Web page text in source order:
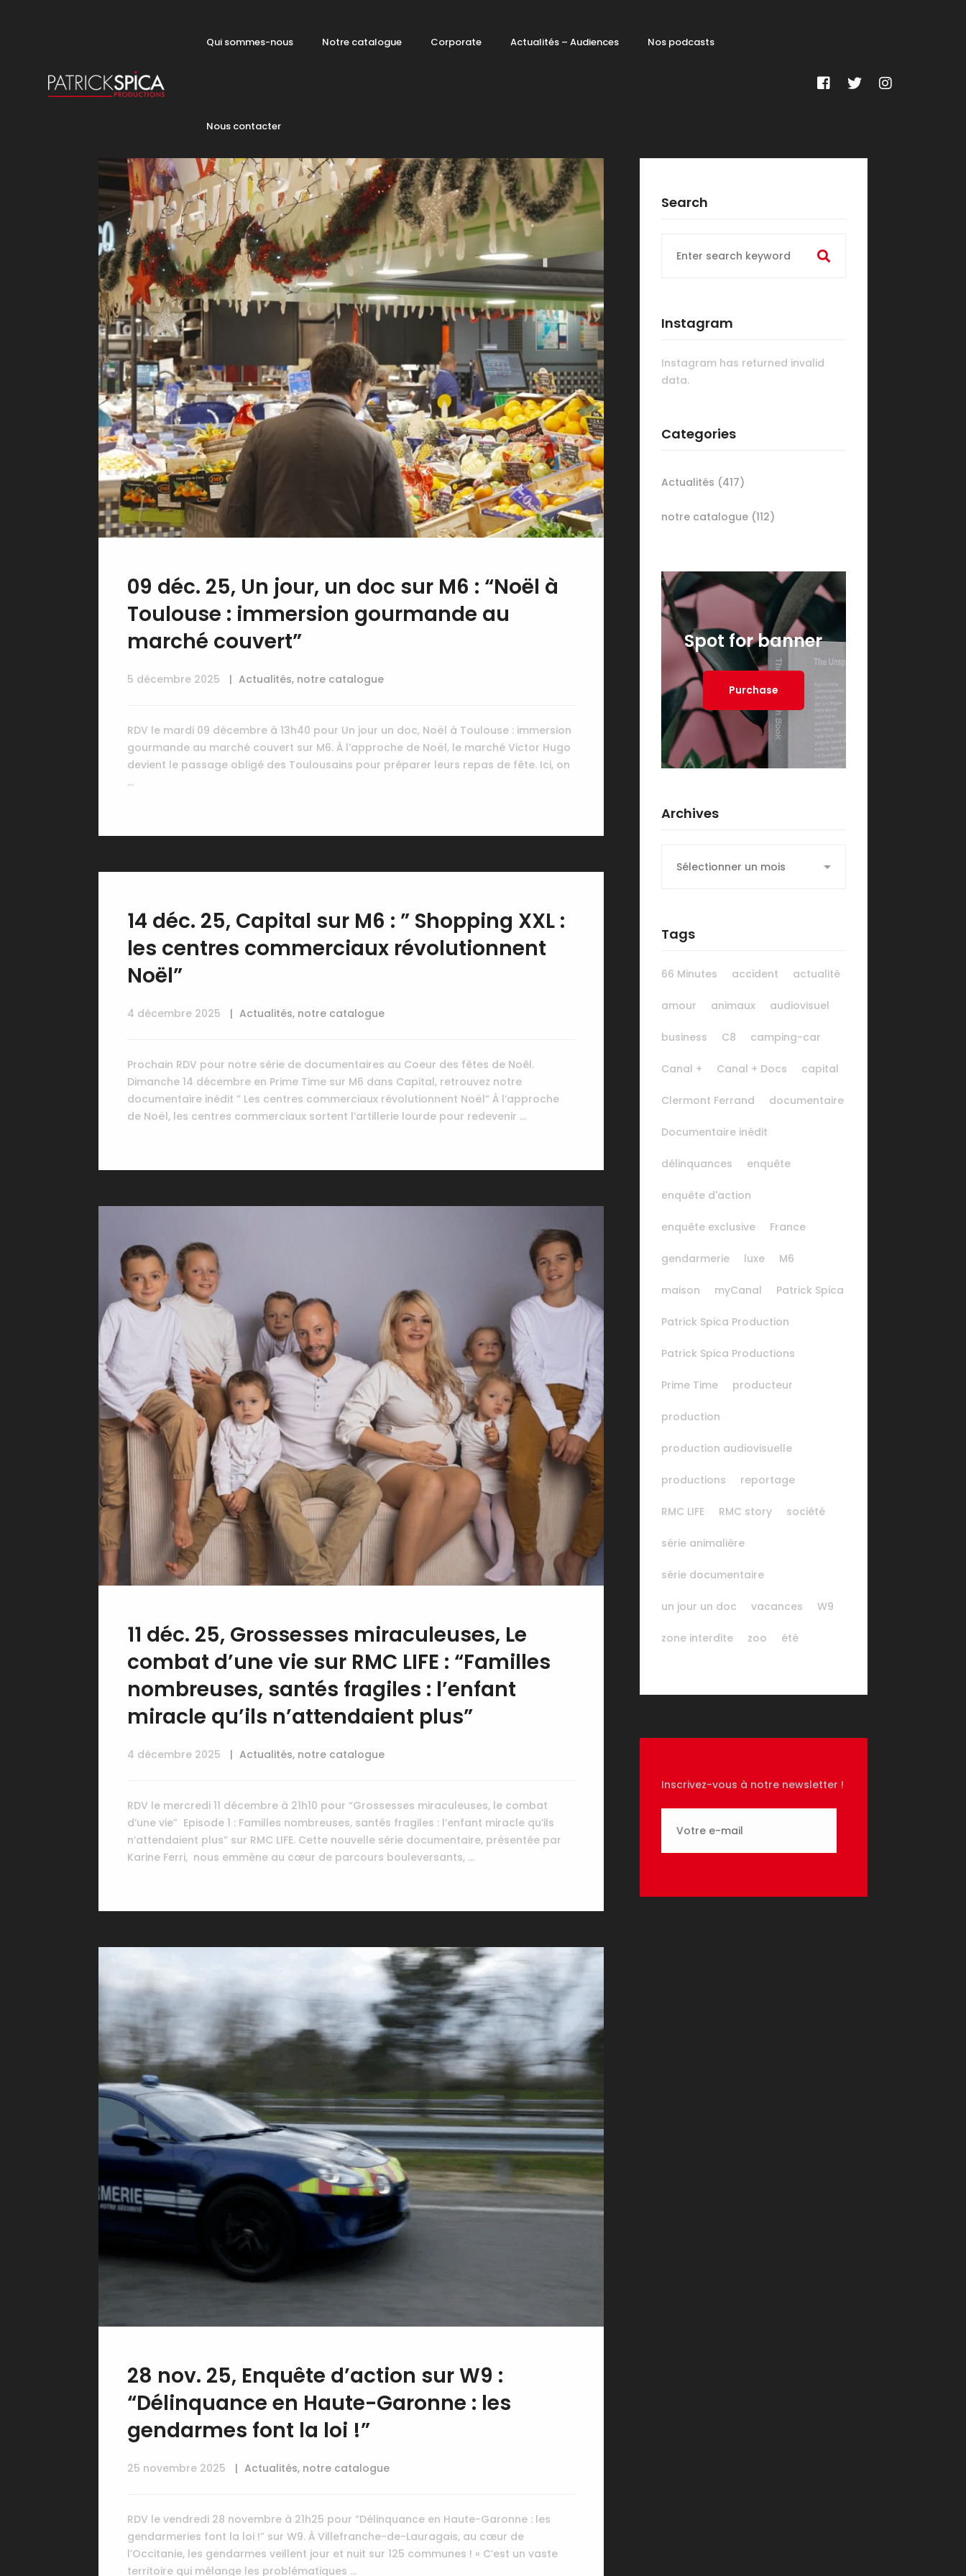
Qui sommes-nous Notre catalogue Corporate Actualités – Audiences Nos podcasts
Nous contacter
09 déc. 25, Un jour, un doc sur M6 : “Noël à
Toulouse : immersion gourmande au
marché couvert”
5 décembre 2025 Actualités, notre catalogue
RDV le mardi 09 décembre à 13h40 pour Un jour un doc, Noël à Toulouse : immersion
gourmande au marché couvert sur M6. À l’approche de Noël, le marché Victor Hugo
devient le passage obligé des Toulousains pour préparer leurs repas de fête. Ici, on
…
14 déc. 25, Capital sur M6 : ” Shopping XXL :
les centres commerciaux révolutionnent
Noël”
4 décembre 2025 Actualités, notre catalogue
Prochain RDV pour notre série de documentaires au Coeur des fêtes de Noêl.
Dimanche 14 décembre en Prime Time sur M6 dans Capital, retrouvez notre
documentaire inédit ” Les centres commerciaux révolutionnent Noël” À l’approche
de Noël, les centres commerciaux sortent l’artillerie lourde pour redevenir …
11 déc. 25, Grossesses miraculeuses, Le
combat d’une vie sur RMC LIFE : “Familles
nombreuses, santés fragiles : l’enfant
miracle qu’ils n’attendaient plus”
4 décembre 2025 Actualités, notre catalogue
RDV le mercredi 11 décembre à 21h10 pour “Grossesses miraculeuses, le combat
d’une vie” Episode 1 : Familles nombreuses, santés fragiles : l’enfant miracle qu’ils
n’attendaient plus” sur RMC LIFE. Cette nouvelle série documentaire, présentée par
Karine Ferri, nous emmène au cœur de parcours bouleversants, …
28 nov. 25, Enquête d’action sur W9 :
“Délinquance en Haute-Garonne : les
gendarmes font la loi !”
25 novembre 2025 Actualités, notre catalogue
RDV le vendredi 28 novembre à 21h25 pour “Délinquance en Haute-Garonne : les
gendarmeries font la loi !” sur W9. À Villefranche-de-Lauragais, au cœur de
l’Occitanie, les gendarmes veillent jour et nuit sur 125 communes ! « C’est un vaste
territoire qui mélange les problématiques …
Search
for:
Instagram
Instagram has returned invalid
data.
Categories
Actualités (417)
notre catalogue (112)
Spot for banner
Purchase
Archives
Tags
66 Minutes accident actualité
amour animaux audiovisuel
business C8 camping-car
Canal + Canal + Docs capital
Clermont Ferrand documentaire
Documentaire inédit
délinquances enquête
enquête d'action
enquête exclusive France
gendarmerie luxe M6
maison myCanal Patrick Spica
Patrick Spica Production
Patrick Spica Productions
Prime Time producteur
production
production audiovisuelle
productions reportage
RMC LIFE RMC story société
série animalière
série documentaire
un jour un doc vacances W9
zone interdite zoo été
Inscrivez-vous à notre newsletter !